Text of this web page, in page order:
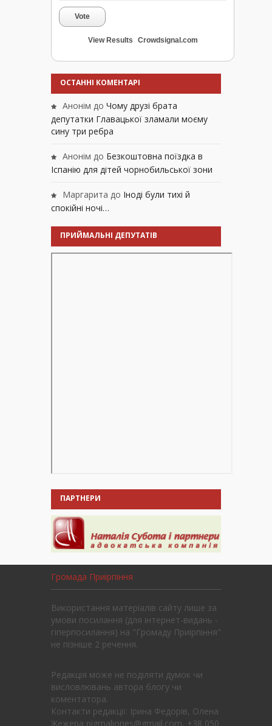
Vote
View Results Crowdsignal.com
ОСТАННІ КОМЕНТАРІ
Анонім до Чому друзі брата
депутатки Главацької зламали моєму
сину три ребра
Анонім до Безкоштовна поїздка в
Іспанію для дітей чорнобильської зони
Маргарита до Іноді були тихі й
спокійні ночі…
ПРИЙМАЛЬНІ ДЕПУТАТІВ
ПАРТНЕРИ
Громада Приірпіння
Використання матеріалів сайту лише за
умови посилання (для інтернет-видань -
гіперпосилання) на "Громаду Приірпіння"
не пізніше 2 речення.
Редакція може не поділяти думок чи
висловлювань автора блогу чи
коментатора.
Контакти редакції: Ірина Федорів, Олена
Жежера pigmaliones@gmail.com, +38 050